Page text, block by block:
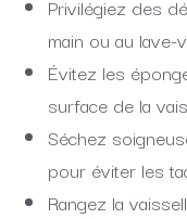
Privilégiez des
main ou au lave-
Évitez les
surface de la
Séchez
pour éviter les
Rangez la